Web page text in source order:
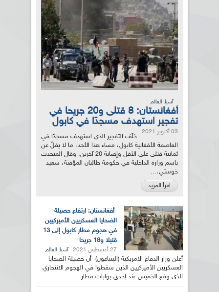
آسيا, العالم
أفغانستان: 8 قتلى و20 جريحا في
تفجير استهدف مسجدًا في كابول
03 أكتوبر 2021
خلّف التفجير الذي استهدف مسجدًا في
العاصمة الأفغانية كابول، مساء هذا الأحد، ما لا يقلّ عن
ثمانية قتلى على الأقل وإصابة 20 آخرين. وقال المتحدث
باسم وزارة الداخلية في حكومة طالبان المؤقتة، سعيد
خوستي،...
اقرأ المزيد
أفغانستان: ارتفاع حصيلة
الضحايا العسكريين الأميركيين
في هجوم مطار كابول إلى 13
قتيلا و18 جريحا
27 أغسطس 2021 آسيا, العالم
أعلن وزار الدفاع الامريكية (البنتاغون) أن حصيلة الضحايا
العسكريين الأميركيين الذين سقطوا في الهجوم الانتحاري
الذي وقع الخميس عند إحدى بوابات مطار...